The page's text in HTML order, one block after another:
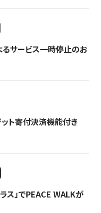
るサービス一時停止のお
ト寄付決済機能付き
ス」でPEACE WALKが